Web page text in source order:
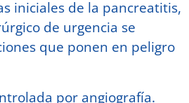
iniciales de la pancreatitis,
de urgencia se
que ponen en peligro
por angiografía.